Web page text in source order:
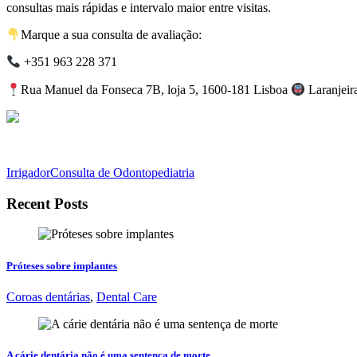
consultas mais rápidas e intervalo maior entre visitas.
Marque a sua consulta de avaliação:
+351 963 228 371
Rua Manuel da Fonseca 7B, loja 5, 1600-181 Lisboa
IrrigadorConsulta de Odontopediatria
Recent Posts
Próteses sobre implantes
Coroas dentárias, Dental Care